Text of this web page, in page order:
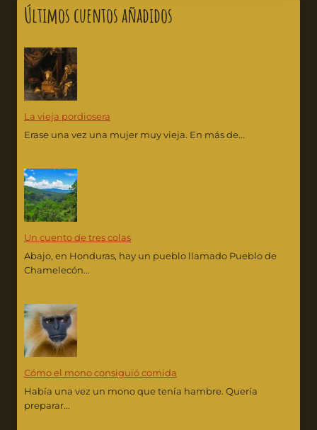
Últimos cuentos añadidos
La vieja pordiosera
Erase una vez una mujer muy vieja. En más de...
Un cuento de tres colas
Abajo, en Honduras, hay un pueblo llamado Pueblo de
Chamelecón...
Cómo el mono consiguió comida
Había una vez un mono que tenía hambre. Quería
preparar...